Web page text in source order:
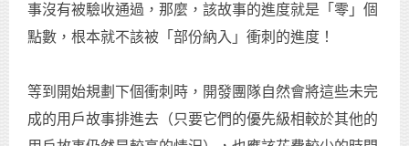
事沒有被驗收通過，那麼，該故事的進度就是「零」個
點數，根本就不該被「部份納入」衝刺的進度！
等到開始規劃下個衝刺時，開發團隊自然會將這些未完
成的用戶故事排進去（只要它們的優先級相較於其他的